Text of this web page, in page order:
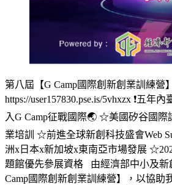
第八屆【G Camp國際創新創業訓練營
https://user157830.pse.is/5vhxzx ❗五年
入G Camp征戰國際🌏 ☆美國矽谷國際
業培訓 ☆前進全球新創科技盛會Web
洲x日本x新加坡x東南亞市場發展
題館優先參展資格 由經濟部中小及新
Camp國際創新創業訓練營】，以協助